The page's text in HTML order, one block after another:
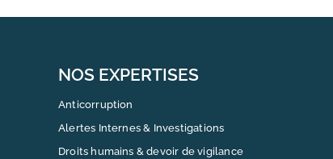
NOS EXPERTISES
Anticorruption
Alertes Internes & Investigations
Droits humains & devoir de vigilance